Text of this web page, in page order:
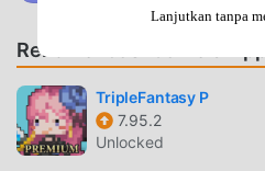
used for this application.
トレクル PENGANTAR
トレクル Sebagai game rpg
ini, game ini mendapatkan
dunia yang menyukai game rpg
Rekomendasi Game & App
TripleFantasy P
7.95.2
Unlocked
Lanjutkan tanpa